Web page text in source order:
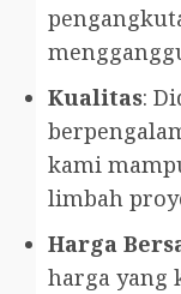
Kualitas:
kami
limbah
Harga
harga yang